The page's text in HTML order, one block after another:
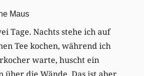
Maus
Tage. Nachts stehe ich auf
Tee kochen, während ich
warte, huscht ein